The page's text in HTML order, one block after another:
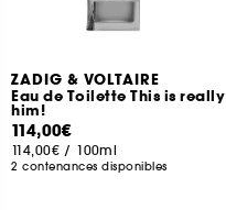
ZADIG & VOLTAIRE
Eau de Toilette This is really
him!
114,00€
114,00€ / 100ml
2 contenances disponibles